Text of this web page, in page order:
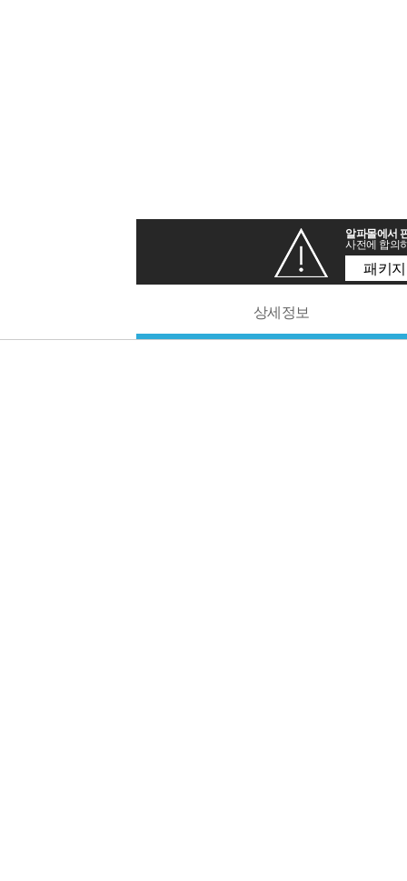
알파몰에서
사전에 합의
패키
상세정보